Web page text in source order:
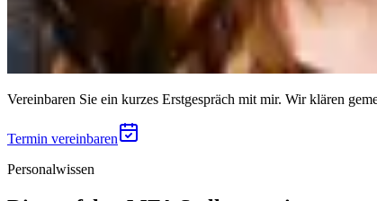
Vereinbaren Sie ein kurzes Erstgespräch mit mir. Wir klären
Termin vereinbaren
Personalwissen